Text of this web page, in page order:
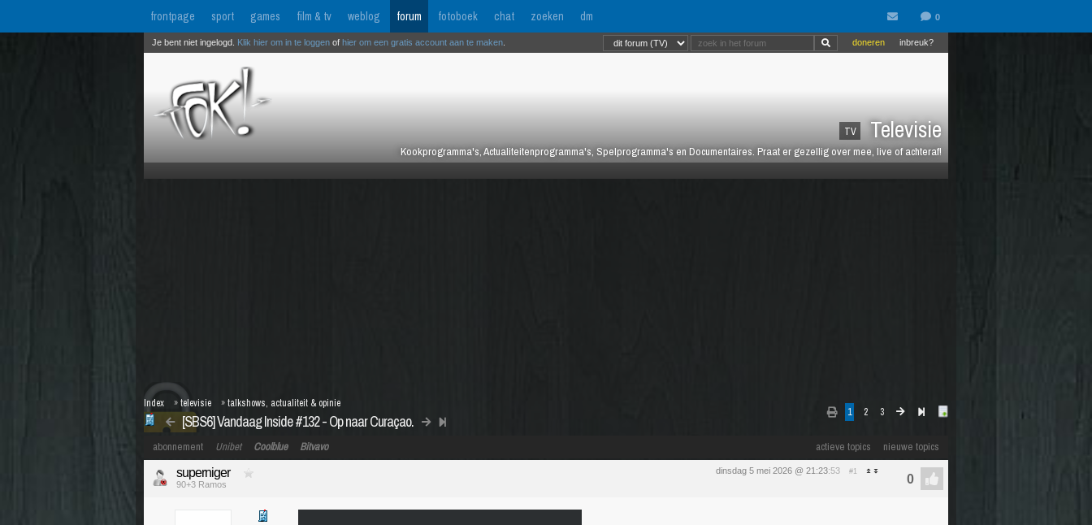
frontpage sport games film & tv weblog forum fotoboek chat zoeken dm
TV Televisie
Kookprogramma's, Actualiteitenprogramma's, Spelprogramma's en Documentaires. Praat er gezellig over mee, live of achteraf!
inbreuk?
doneren
Je bent niet ingelogd. Klik hier om in te loggen of hier om een gratis account aan te maken
1 2 3
[SBS6] Vandaag Inside #132 - Op naar Curaçao.
Index »televisie »talkshows, actualiteit & opinie
actieve topics nieuwe topics
abonnement Unibet Coolblue Bitvavo
dinsdag 5 mei 2026 @ 21:23:53 #1
superniger
90+3 Ramos